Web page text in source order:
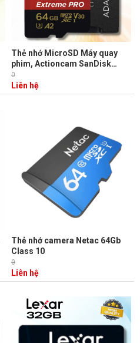
Thẻ nhớ MicroSD Máy quay
phim, Actioncam SanDisk
SDSQXCU-064G-GN6MA 64GB
đọc 200MB/s - ghi 90MB/s, Ghi
hình 4K UHD
0
Liên hệ
Thẻ nhớ camera Netac 64Gb
Class 10
0
Liên hệ